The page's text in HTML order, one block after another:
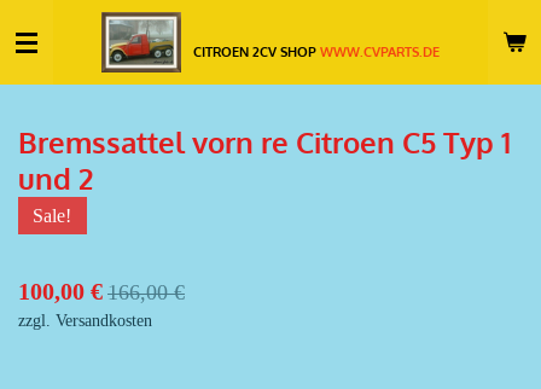
Hauptinhalt
springen
CITROEN 2CV SHOPWWW.CVPARTS.DE
Bremssattel vorn re Citroen C5 Typ 1
und 2
Sale!
100,00 € 166,00 €
zzgl. Versandkosten